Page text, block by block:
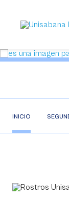
contenido
principal
INICIO
Player